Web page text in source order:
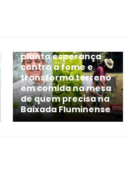
planta esperança
contra a fome e
transforma terreno
em comida na mesa
de quem precisa na
Baixada Fluminense